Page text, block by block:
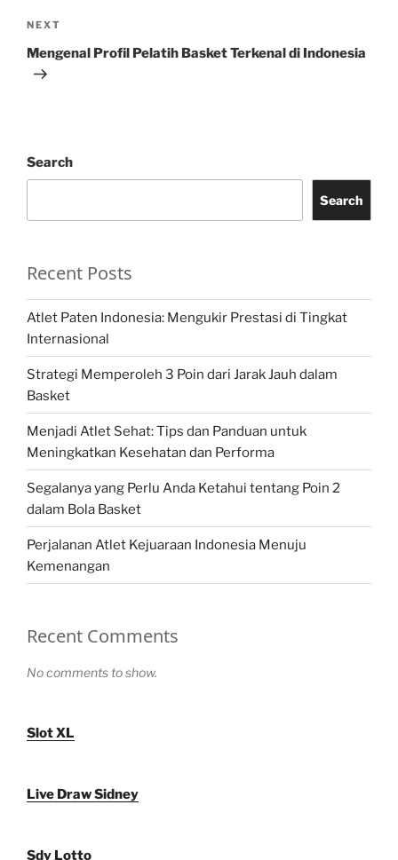
Next
Post
NEXT
Mengenal Profil Pelatih Basket Terkenal di Indonesia
Search
Search
Recent Posts
Atlet Paten Indonesia: Mengukir Prestasi di Tingkat
Internasional
Strategi Memperoleh 3 Poin dari Jarak Jauh dalam
Basket
Menjadi Atlet Sehat: Tips dan Panduan untuk
Meningkatkan Kesehatan dan Performa
Segalanya yang Perlu Anda Ketahui tentang Poin 2
dalam Bola Basket
Perjalanan Atlet Kejuaraan Indonesia Menuju
Kemenangan
Recent Comments
No comments to show.
Slot XL
Live Draw Sidney
Sdy Lotto